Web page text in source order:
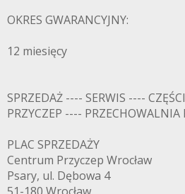
OKRES GWARANCYJNY:
12 miesięcy
SPRZEDAŻ ---- SERWIS ----
PRZYCZEP ---- PRZECHOWALNIA
PLAC SPRZEDAŻY
Centrum Przyczep Wrocław
Psary, ul. Dębowa 4
51-180 Wrocław